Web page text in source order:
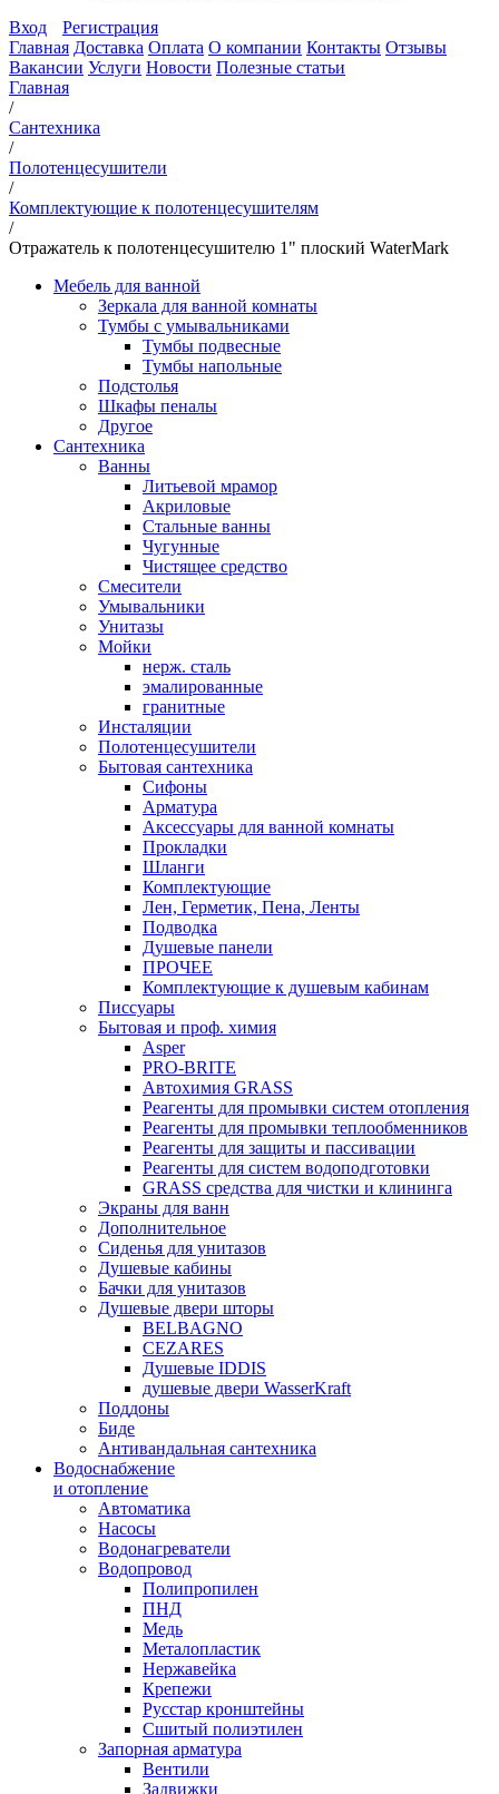
Вход
Регистрация
Главная Доставка Оплата О компании Контакты Отзывы
Вакансии Услуги Новости Полезные статьи
Главная
/
Сантехника
/
Полотенцесушители
/
Комплектующие к полотенцесушителям
/
Отражатель к полотенцесушителю 1" плоский WaterMark
Мебель для ванной
Зеркала для ванной комнаты
Тумбы с умывальниками
Тумбы подвесные
Тумбы напольные
Подстолья
Шкафы пеналы
Другое
Сантехника
Ванны
Литьевой мрамор
Акриловые
Стальные ванны
Чугунные
Чистящее средство
Смесители
Умывальники
Унитазы
Мойки
нерж. сталь
эмалированные
гранитные
Инсталяции
Полотенцесушители
Бытовая сантехника
Сифоны
Арматура
Аксессуары для ванной комнаты
Прокладки
Шланги
Комплектующие
Лен, Герметик, Пена, Ленты
Подводка
Душевые панели
ПРОЧЕЕ
Комплектующие к душевым кабинам
Писсуары
Бытовая и проф. химия
Asper
PRO-BRITE
Автохимия GRASS
Реагенты для промывки систем отопления
Реагенты для промывки теплообменников
Реагенты для защиты и пассивации
Реагенты для систем водоподготовки
GRASS средства для чистки и клининга
Экраны для ванн
Дополнительное
Сиденья для унитазов
Душевые кабины
Бачки для унитазов
Душевые двери шторы
BELBAGNO
CEZARES
Душевые IDDIS
душевые двери WasserKraft
Поддоны
Биде
Антивандальная сантехника
Водоснабжение
и отопление
Автоматика
Насосы
Водонагреватели
Водопровод
Полипропилен
ПНД
Медь
Металопластик
Нержавейка
Крепежи
Русстар кронштейны
Сшитый полиэтилен
Запорная арматура
Вентили
Задвижки